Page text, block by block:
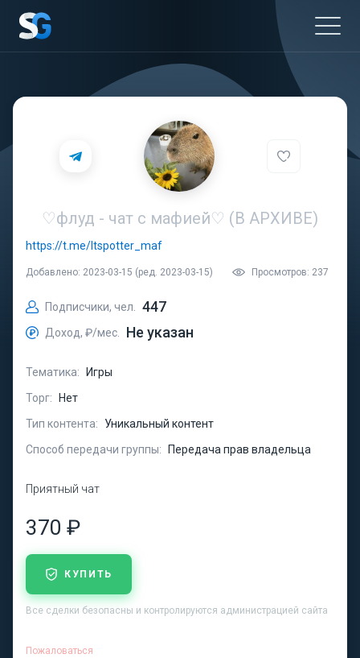
♡флуд - чат с мафией♡ (В АРХИВЕ)
https://t.me/Itspotter_maf
Добавлено: 2023-03-15 (ред. 2023-03-15) Просмотров: 237
Подписчики, чел. 447
Доход, ₽/мес. Не указан
Тематика:
Игры
Торг:
Нет
Тип контента:
Уникальный контент
Способ передачи группы:
Передача прав владельца
Приятный чат
370 ₽
КУПИТЬ
Все сделки безопасны и контролируются администрацией сайта
Пожаловаться